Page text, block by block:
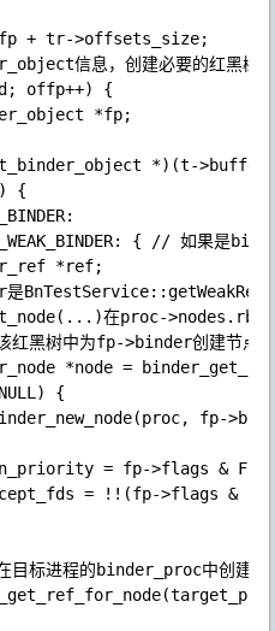
+ tr->offsets_size;
信息，创建必要的红黑树
offp++) {
*fp;
*)(t-
{
{ // 如果是
*ref;
在proc-
黑树中为fp->binder创建节点
*node =
{
fp-
= fp->flags &
= !!(fp->flags &
标进程的binder_proc中创建